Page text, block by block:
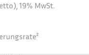
19% MwSt.